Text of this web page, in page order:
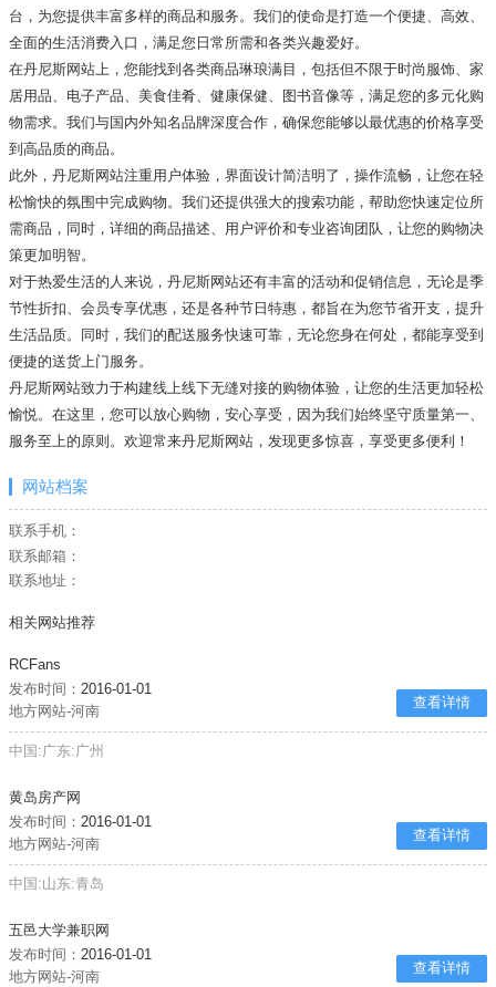
台，为您提供丰富多样的商品和服务。我们的使命是打造一个便捷、高效、
全面的生活消费入口，满足您日常所需和各类兴趣爱好。
在丹尼斯网站上，您能找到各类商品琳琅满目，包括但不限于时尚服饰、家
居用品、电子产品、美食佳肴、健康保健、图书音像等，满足您的多元化购
物需求。我们与国内外知名品牌深度合作，确保您能够以最优惠的价格享受
到高品质的商品。
此外，丹尼斯网站注重用户体验，界面设计简洁明了，操作流畅，让您在轻
松愉快的氛围中完成购物。我们还提供强大的搜索功能，帮助您快速定位所
需商品，同时，详细的商品描述、用户评价和专业咨询团队，让您的购物决
策更加明智。
对于热爱生活的人来说，丹尼斯网站还有丰富的活动和促销信息，无论是季
节性折扣、会员专享优惠，还是各种节日特惠，都旨在为您节省开支，提升
生活品质。同时，我们的配送服务快速可靠，无论您身在何处，都能享受到
便捷的送货上门服务。
丹尼斯网站致力于构建线上线下无缝对接的购物体验，让您的生活更加轻松
愉悦。在这里，您可以放心购物，安心享受，因为我们始终坚守质量第一、
服务至上的原则。欢迎常来丹尼斯网站，发现更多惊喜，享受更多便利！
网站档案
联系手机：
联系邮箱：
联系地址：
相关网站推荐
RCFans
发布时间：2016-01-01
地方网站-河南
查看详情
中国:广东:广州
黄岛房产网
发布时间：2016-01-01
地方网站-河南
查看详情
中国:山东:青岛
五邑大学兼职网
发布时间：2016-01-01
地方网站-河南
查看详情